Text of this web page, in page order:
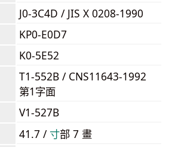
J0-3C4D / JIS X 0208-1990
KP0-E0D7
K0-5E52
T1-552B / CNS11643-1992
第1字面
V1-527B
41.7 /⼨部 7 畫